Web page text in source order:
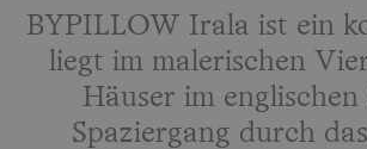
BYPILLOW Irala ist ein
liegt im malerischen
Häuser im
Spaziergang durch